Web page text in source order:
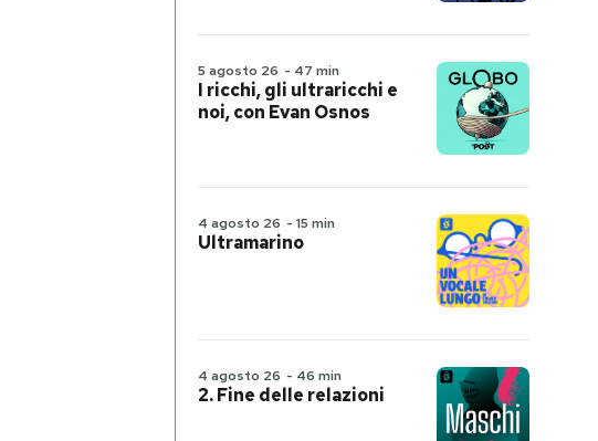
5 agosto 26 - 47 min
I ricchi, gli ultraricchi e
noi, con Evan Osnos
4 agosto 26 - 15 min
Ultramarino
4 agosto 26 - 46 min
2. Fine delle relazioni